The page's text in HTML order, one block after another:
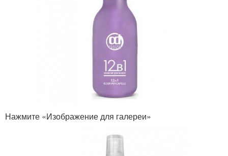
Нажмите «Изображение для галереи»